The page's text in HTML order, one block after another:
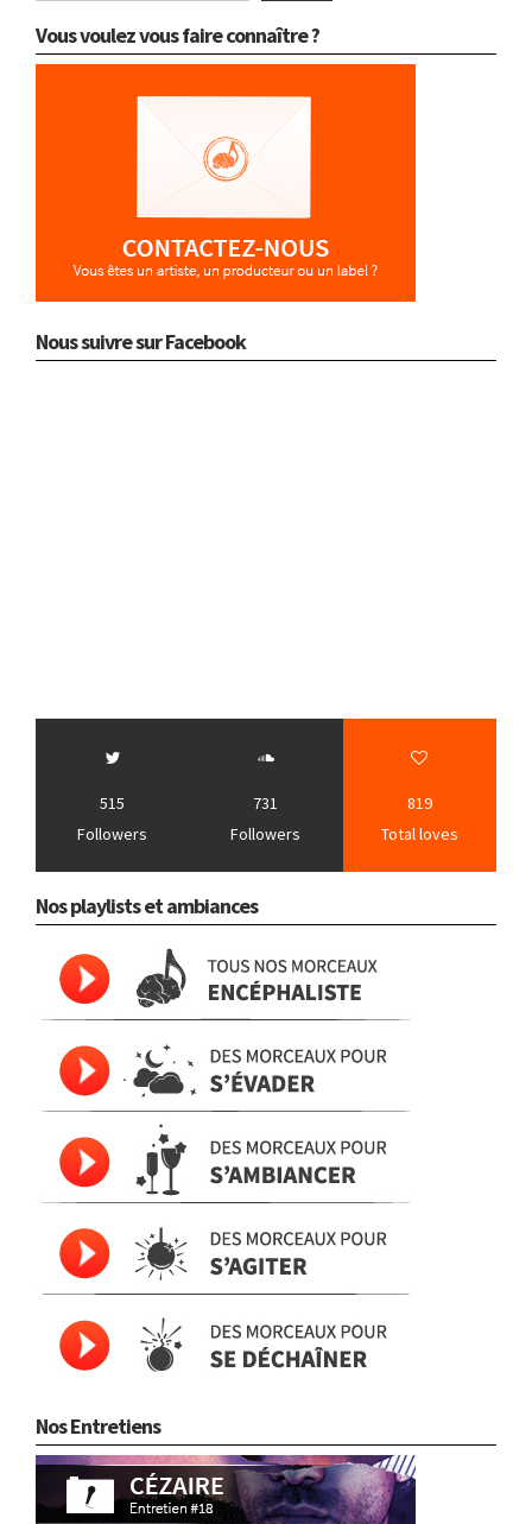
Vous voulez vous faire connaître ?
Nous suivre sur Facebook
515
Followers
731
Followers
819
Total loves
Nos playlists et ambiances
Nos Entretiens